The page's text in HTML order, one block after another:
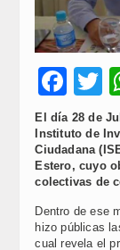
El día 28 de
Instituto de
Ciudadana
Estero, cuyo
colectivas de
Dentro de ese
hizo públicas
cual revela el